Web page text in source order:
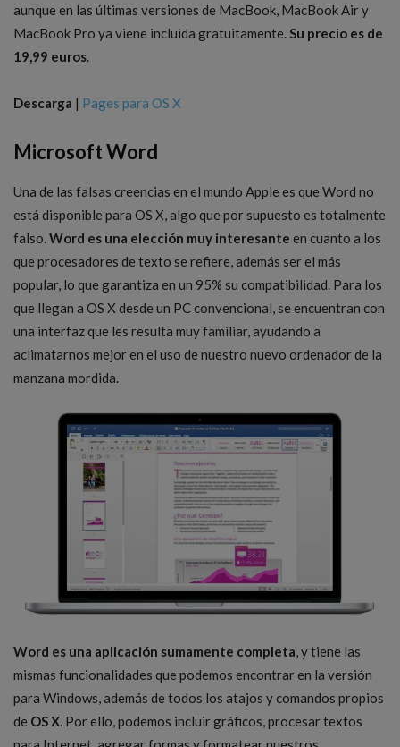
aunque en las últimas versiones de MacBook, MacBook Air y
MacBook Pro ya viene incluida gratuitamente.Su precio es de
19,99 euros.
Descarga | Pages para OS X
Microsoft Word
Una de las falsas creencias en el mundo Apple es que Word no
está disponible para OS X, algo que por supuesto es totalmente
falso.Word es una elección muy interesante en cuanto a los
que procesadores de texto se refiere, además ser el más
popular, lo que garantiza en un 95% su compatibilidad. Para los
que llegan a OS X desde un PC convencional, se encuentran con
una interfaz que les resulta muy familiar, ayudando a
aclimatarnos mejor en el uso de nuestro nuevo ordenador de la
manzana mordida.
Word es una aplicación sumamente completa, y tiene las
mismas funcionalidades que podemos encontrar en la versión
para Windows, además de todos los atajos y comandos propios
de OS X. Por ello, podemos incluir gráficos, procesar textos